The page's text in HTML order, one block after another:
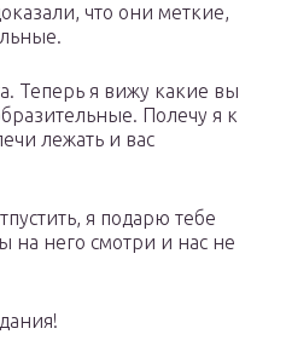
что они меткие,
Теперь я вижу какие вы
Полечу я к
лежать и вас
я подарю тебе
на него смотри и нас не